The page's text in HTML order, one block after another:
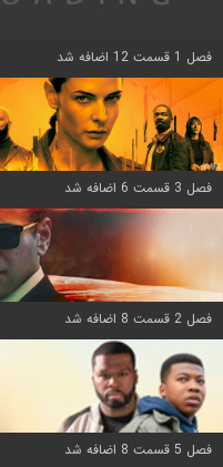
فصل 1 قسمت 12 اضافه شد
فصل 3 قسمت 6 اضافه شد
فصل 2 قسمت 8 اضافه شد
فصل 5 قسمت 8 اضافه شد